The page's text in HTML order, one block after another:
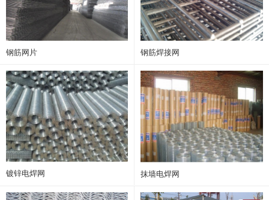
钢筋网片 钢筋焊接网
镀锌电焊网 抹墙电焊网